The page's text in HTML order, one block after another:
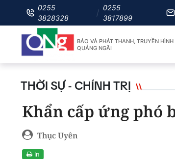
0255
3828328
0255
3817899
BÁO VÀ PHÁT THANH, TRUYỀN HÌNH
QUẢNG NGÃI
THỜI SỰ - CHÍNH TRỊ
Khẩn cấp ứng phó
Thục Uyên
In